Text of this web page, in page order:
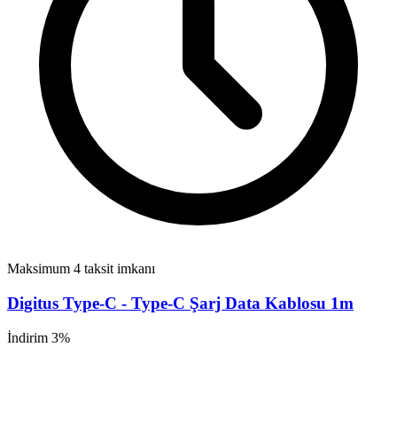
Maksimum 4 taksit imkanı
Digitus Type-C - Type-C Şarj Data Kablosu 1m
İndirim 3%